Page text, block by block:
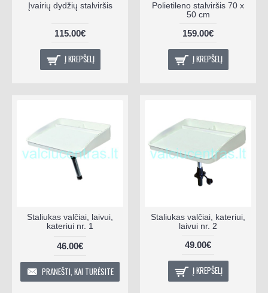
Įvairių dydžių stalviršis
115.00€
Į KREPŠELĮ
Polietileno stalviršis 70 x
50 cm
159.00€
Į KREPŠELĮ
Staliukas valčiai, laivui,
kateriui nr. 1
46.00€
PRANEŠTI, KAI TURĖSITE
Staliukas valčiai, kateriui,
laivui nr. 2
49.00€
Į KREPŠELĮ